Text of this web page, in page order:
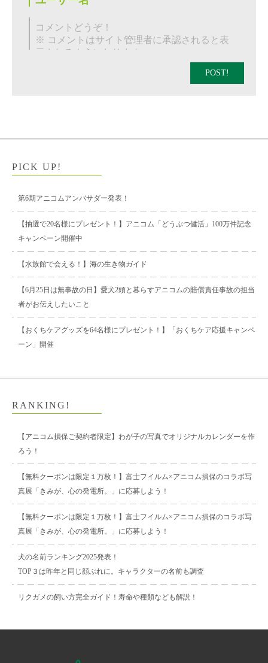
POST!
PICK UP!
第6期アニコムアンバサダー発表！
【抽選で20名様にプレゼント！】アニコム「どうぶつ健活」100万件記念
キャンペーン開催中
【水族館で会える！】海の生き物ガイド
【6月25日は無事故の日】愛犬2頭と暮らすアニコムの賠償責任事故の担当
者がお伝えしたいこと
【おくちケアグッズを64名様にプレゼント！】「おくちケア応援キャンペ
ーン」開催
RANKING!
【アニコム損保ご契約者限定】わが子の写真でオリジナルカレンダーを作
ろう！
【無料クーポンは限定１万枚！】富士フイルム×アニコム損保のコラボ写
真展「きみが、心の発電所。」に応募しよう！
【無料クーポンは限定１万枚！】富士フイルム×アニコム損保のコラボ写
真展「きみが、心の発電所。」に応募しよう！
犬の名前ランキング2025発表！
TOP３は昨年と同じ顔ぶれに。キャラクターの名前も調査
リクガメの飼い方完全ガイド！寿命や種類なども解説！